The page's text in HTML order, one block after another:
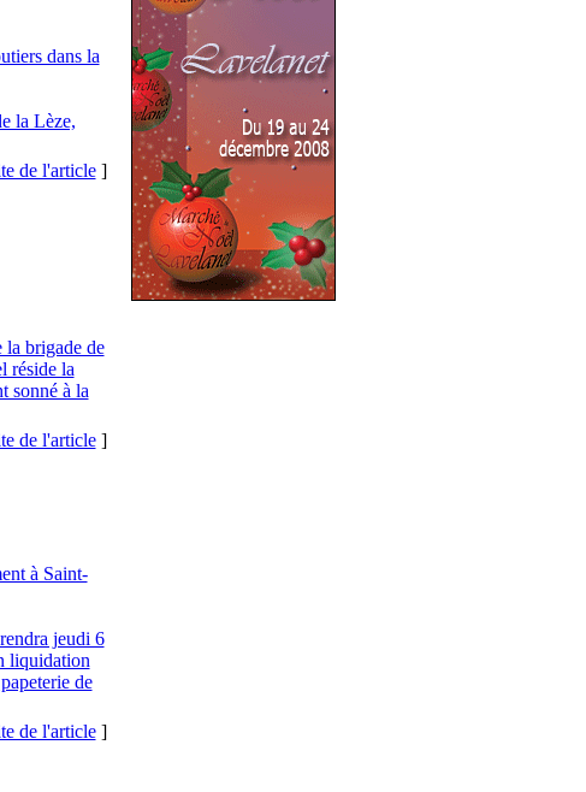
dans la
la Lèze,
de l'article]
la brigade de
réside la
sonné à la
de l'article]
à Saint-
jeudi 6
liquidation
de
de l'article]